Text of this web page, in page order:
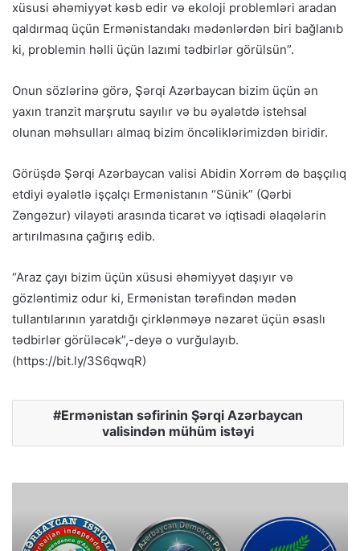
xüsusi əhəmiyyət kəsb edir və ekoloji problemləri aradan
qaldırmaq üçün Ermənistandakı mədənlərdən biri bağlanıb
ki, problemin həlli üçün lazımi tədbirlər görülsün”.
Onun sözlərinə görə, Şərqi Azərbaycan bizim üçün ən
yaxın tranzit marşrutu sayılır və bu əyalətdə istehsal
olunan məhsulları almaq bizim öncəliklərimizdən biridir.
Görüşdə Şərqi Azərbaycan valisi Abidin Xorrəm də başçılıq
etdiyi əyalətlə işçalçı Ermənistanın “Sünik” (Qərbi
Zəngəzur) vilayəti arasında ticarət və iqtisadi əlaqələrin
artırılmasına çağırış edib.
“Araz çayı bizim üçün xüsusi əhəmiyyət daşıyır və
gözləntimiz odur ki, Ermənistan tərəfindən mədən
tullantılarının yaratdığı çirklənməyə nəzarət üçün əsaslı
tədbirlər görüləcək”,-deyə o vurğulayıb.
(https://bit.ly/3S6qwqR)
Ermənistan səfirinin Şərqi Azərbaycan
valisindən mühüm istəyi